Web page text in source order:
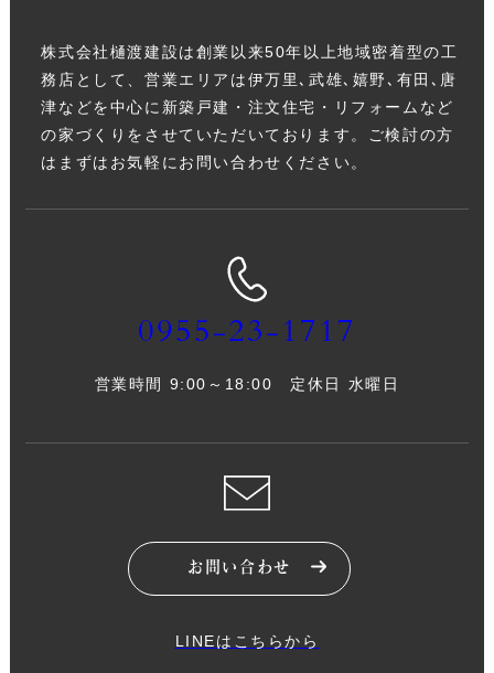
株式会社樋渡建設は創業以来50年以上地域密着型の工
務店として、営業エリアは伊万里､武雄､嬉野､有田､唐
津などを中心に新築戸建・注文住宅・リフォームなど
の家づくりをさせていただいております。ご検討の方
はまずはお気軽にお問い合わせください。
0955-23-1717
営業時間 9:00～18:00 定休日 水曜日
お問い合わせ
LINEはこちらから